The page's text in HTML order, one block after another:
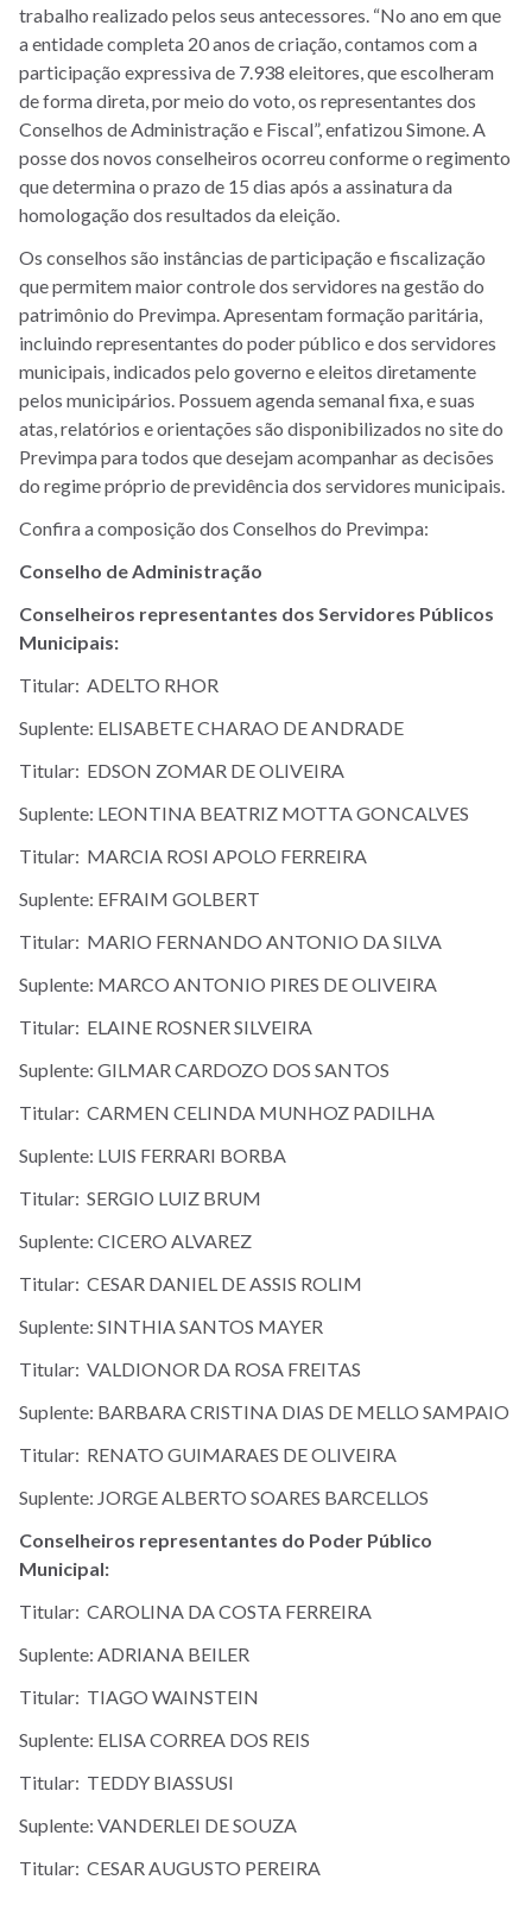
trabalho realizado pelos seus antecessores. “No ano em que
a entidade completa 20 anos de criação, contamos com a
participação expressiva de 7.938 eleitores, que escolheram
de forma direta, por meio do voto, os representantes dos
Conselhos de Administração e Fiscal”, enfatizou Simone. A
posse dos novos conselheiros ocorreu conforme o regimento
que determina o prazo de 15 dias após a assinatura da
homologação dos resultados da eleição.
Os conselhos são instâncias de participação e fiscalização
que permitem maior controle dos servidores na gestão do
patrimônio do Previmpa. Apresentam formação paritária,
incluindo representantes do poder público e dos servidores
municipais, indicados pelo governo e eleitos diretamente
pelos municipários. Possuem agenda semanal fixa, e suas
atas, relatórios e orientações são disponibilizados no site do
Previmpa para todos que desejam acompanhar as decisões
do regime próprio de previdência dos servidores municipais.
Confira a composição dos Conselhos do Previmpa:
Conselho de Administração
Conselheiros representantes dos Servidores Públicos
Municipais:
Titular: ADELTO RHOR
Suplente: ELISABETE CHARAO DE ANDRADE
Titular: EDSON ZOMAR DE OLIVEIRA
Suplente: LEONTINA BEATRIZ MOTTA GONCALVES
Titular: MARCIA ROSI APOLO FERREIRA
Suplente: EFRAIM GOLBERT
Titular: MARIO FERNANDO ANTONIO DA SILVA
Suplente: MARCO ANTONIO PIRES DE OLIVEIRA
Titular: ELAINE ROSNER SILVEIRA
Suplente: GILMAR CARDOZO DOS SANTOS
Titular: CARMEN CELINDA MUNHOZ PADILHA
Suplente: LUIS FERRARI BORBA
Titular: SERGIO LUIZ BRUM
Suplente: CICERO ALVAREZ
Titular: CESAR DANIEL DE ASSIS ROLIM
Suplente: SINTHIA SANTOS MAYER
Titular: VALDIONOR DA ROSA FREITAS
Suplente: BARBARA CRISTINA DIAS DE MELLO SAMPAIO
Titular: RENATO GUIMARAES DE OLIVEIRA
Suplente: JORGE ALBERTO SOARES BARCELLOS
Conselheiros representantes do Poder Público
Municipal:
Titular: CAROLINA DA COSTA FERREIRA
Suplente: ADRIANA BEILER
Titular: TIAGO WAINSTEIN
Suplente: ELISA CORREA DOS REIS
Titular: TEDDY BIASSUSI
Suplente: VANDERLEI DE SOUZA
Titular: CESAR AUGUSTO PEREIRA